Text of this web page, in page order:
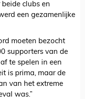
clubs en
een gezamenlijke
moeten bezocht
supporters van de
te spelen in een
is prima, maar de
van het extreme
was.”